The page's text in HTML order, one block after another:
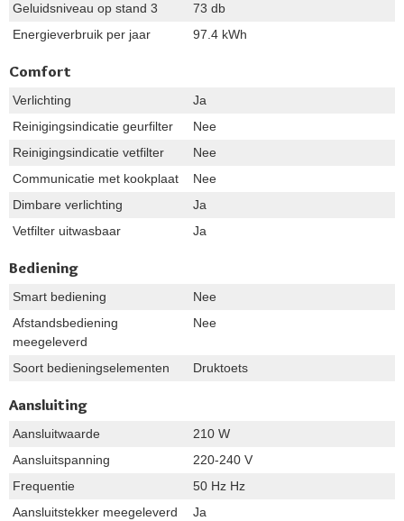
Geluidsniveau op stand 3
73 db
Energieverbruik per jaar
97.4 kWh
Comfort
Verlichting
Ja
Reinigingsindicatie geurfilter
Nee
Reinigingsindicatie vetfilter
Nee
Communicatie met kookplaat
Nee
Dimbare verlichting
Ja
Vetfilter uitwasbaar
Ja
Bediening
Smart bediening
Nee
Afstandsbediening
meegeleverd
Nee
Soort bedieningselementen Druktoets
Aansluiting
Aansluitwaarde
210 W
Aansluitspanning
220-240 V
Frequentie
50 Hz Hz
Aansluitstekker meegeleverd
Ja